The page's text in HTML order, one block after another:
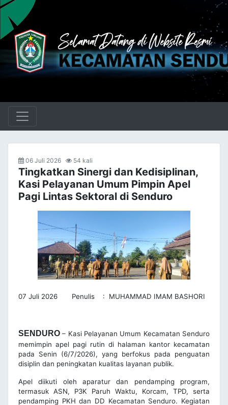
06 Juli 2026 54 kali
Tingkatkan Sinergi dan Kedisiplinan,
Kasi Pelayanan Umum Pimpin Apel
Pagi Lintas Sektoral di Senduro
07 Juli 2026 Penulis : MUHAMMAD IMAM BASHORI
SENDURO – Kasi Pelayanan Umum Kecamatan Senduro
memimpin apel pagi rutin di halaman kantor kecamatan
pada Senin (6/7/2026), yang berfokus pada penguatan
disiplin dan peningkatan kualitas layanan publik.
Apel diikuti oleh aparatur dan pendamping program,
termasuk ASN, P3K Paruh Waktu, Korcam, TPD, serta
pendamping PKH dan DD Kecamatan Senduro. Kegiatan